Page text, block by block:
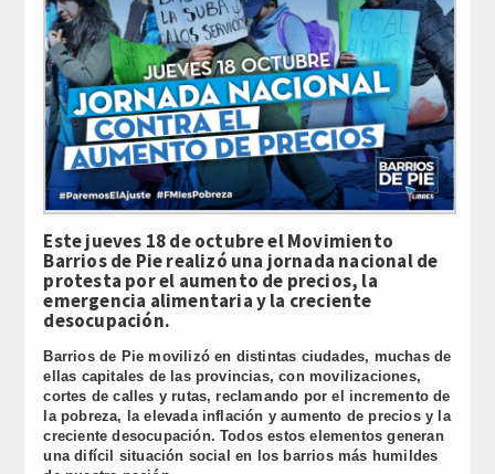
Este jueves 18 de octubre el Movimiento
Barrios de Pie realizó una jornada nacional de
protesta por el aumento de precios, la
emergencia alimentaria y la creciente
desocupación.
Barrios de Pie movilizó en distintas ciudades, muchas de
ellas capitales de las provincias, con movilizaciones,
cortes de calles y rutas, reclamando por el incremento de
la pobreza, la elevada inflación y aumento de precios y la
creciente desocupación. Todos estos elementos generan
una difícil situación social en los barrios más humildes